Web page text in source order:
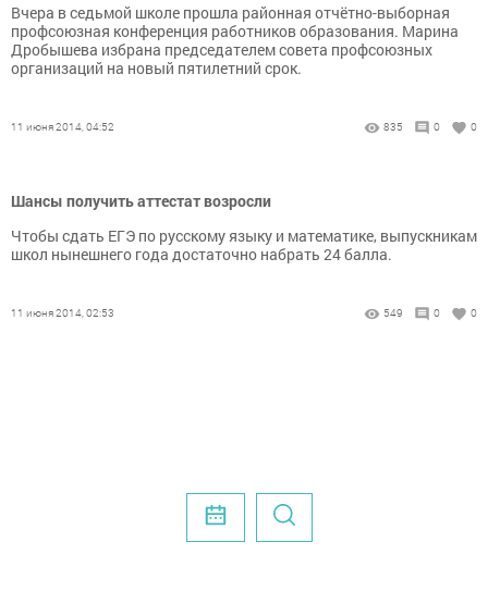
Вчера в седьмой школе прошла районная отчётно-выборная
профсоюзная конференция работников образования. Марина
Дробышева избрана председателем совета профсоюзных
организаций на новый пятилетний срок.
11 июня 2014, 04:52 835 0 0
Шансы получить аттестат возросли
Чтобы сдать ЕГЭ по русскому языку и математике, выпускникам
школ нынешнего года достаточно набрать 24 балла.
11 июня 2014, 02:53 549 0 0